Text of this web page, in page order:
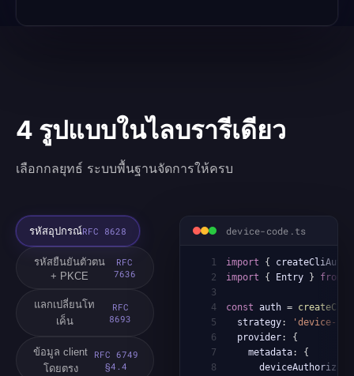
4 รูปแบบในไลบรารีเดียว
เลือกกลยุทธ์ ระบบพื้นฐานจัดการให้ครบ
รหัสอุปกรณ์RFC 8628
รหัสยืนยันตัวตน
+ PKCE
RFC
7636
แลกเปลี่ยนโท
เค็น
RFC
8693
ข้อมูล client
โดยตรง
RFC 6749
§4.4
device-code.ts
1 import { createCliAuth
2
import { Entry } from
3
4
const auth =
5
  strategy
:
'device-
6
  provider
:
{
7
    metadata
:
{
8